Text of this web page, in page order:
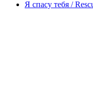
Я спасу тебя /